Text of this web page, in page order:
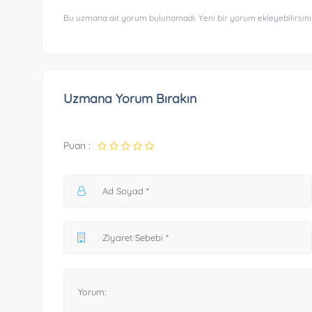
Bu uzmana ait yorum bulunamadı. Yeni bir yorum
Uzmana Yorum Bırakın
Puan :